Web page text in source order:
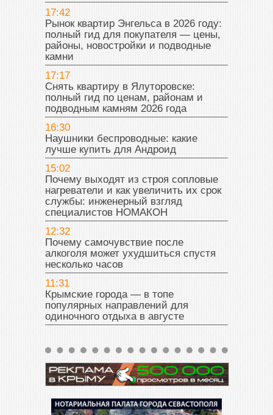
17:42
Рынок квартир Энгельса в 2026 году:
полный гид для покупателя — цены,
районы, новостройки и подводные
камни
17:17
Снять квартиру в Ялуторовске:
полный гид по ценам, районам и
подводным камням 2026 года
16:30
Наушники беспроводные: какие
лучше купить для Андроид
15:02
Почему выходят из строя сопловые
нагреватели и как увеличить их срок
службы: инженерный взгляд
специалистов НОМАКОН
12:32
Почему самочувствие после
алкоголя может ухудшиться спустя
несколько часов
11:31
Крымские города — в топе
популярных направлений для
одиночного отдыха в августе